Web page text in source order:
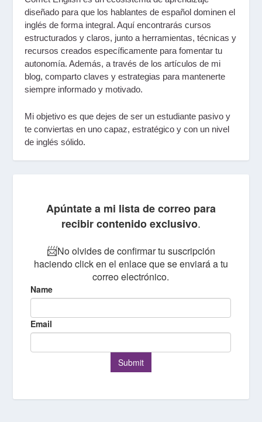
diseñado para que los hablantes de español dominen el
inglés de forma integral. Aquí encontraráscursos
estructurados y claros, junto a herramientas, técnicas y
recursos creados específicamente para fomentar tu
autonomía. Además, a través de los artículos de mi
blog, comparto claves y estrategias para mantenerte
siempre informado y motivado.
Mi objetivo es que dejes de ser un estudiante pasivo y
te conviertas en unocapaz, estratégico y con un nivel
de inglés sólido.